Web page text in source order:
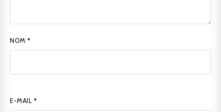
NOM*
E-MAIL *